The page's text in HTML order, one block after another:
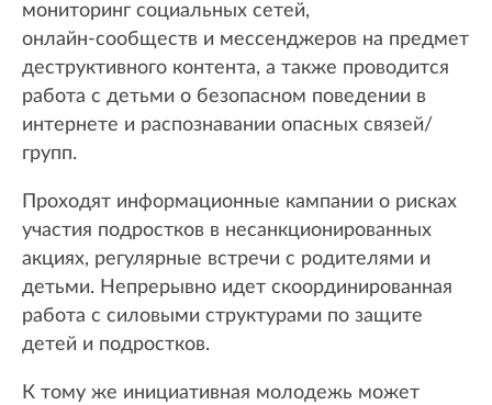
мониторинг социальных сетей,
онлайн‑сообществ и мессенджеров на предмет
деструктивного контента, а также проводится
работа с детьми о безопасном поведении в
интернете и распознавании опасных связей/
групп.
Проходят информационные кампании о рисках
участия подростков в несанкционированных
акциях, регулярные встречи с родителями и
детьми. Непрерывно идет скоординированная
работа с силовыми структурами по защите
детей и подростков.
К тому же инициативная молодежь может